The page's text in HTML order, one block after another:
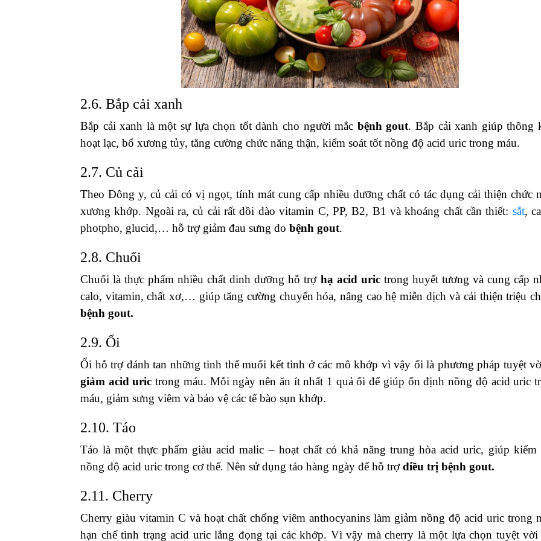
2.6. Bắp cải xanh
Bắp cải xanh là một sự lựa chọn tốt dành cho người mắc bệnh gout. Bắp cải xanh giúp thông
hoạt lạc, bổ xương tủy, tăng cường chức năng thận, kiểm soát tốt nồng độ acid uric trong máu.
2.7. Củ cải
Theo Đông y, củ cải có vị ngọt, tính mát cung cấp nhiều dưỡng chất có tác dụng cải thiện chức
xương khớp. Ngoài ra, củ cải rất dồi dào vitamin C, PP, B2, B1 và khoáng chất cần thiết: sắt,
photpho, glucid,… hỗ trợ giảm đau sưng do bệnh gout.
2.8. Chuối
Chuối là thực phẩm nhiều chất dinh dưỡng hỗ trợ hạ acid urictrong huyết tương và cung cấp
calo, vitamin, chất xơ,… giúp tăng cường chuyển hóa, nâng cao hệ miễn dịch và cải thiện triệu
bệnh gout.
2.9. Ổi
Ổi hỗ trợ đánh tan những tinh thể muối kết tinh ở các mô khớp vì vậy ổi là phương pháp tuyệt
giảm acid uric trong máu. Mỗi ngày nên ăn ít nhất 1 quả ổi để giúp ổn định nồng độ acid uric
máu, giảm sưng viêm và bảo vệ các tế bào sụn khớp.
2.10. Táo
Táo là một thực phẩm giàu acid malic – hoạt chất có khả năng trung hòa acid uric, giúp kiểm
nồng độ acid uric trong cơ thể. Nên sử dụng táo hàng ngày để hỗ trợđiều trị bệnh gout.
2.11. Cherry
Cherry giàu vitamin C và hoạt chất chống viêm anthocyanins làm giảm nồng độ acid uric trong
hạn chế tình trạng acid uric lắng đọng tại các khớp. Vì vậy mà cherry là một lựa chọn tuyệt vời